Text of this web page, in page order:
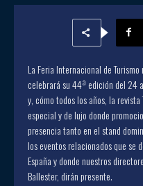
La Feria Internacional de
celebrará su 44ª edición del 24
y, cómo todos los años, la
especial y de lujo donde
presencia tanto en el stand
los eventos relacionados que se
España y donde nuestros
Ballester, dirán presente.